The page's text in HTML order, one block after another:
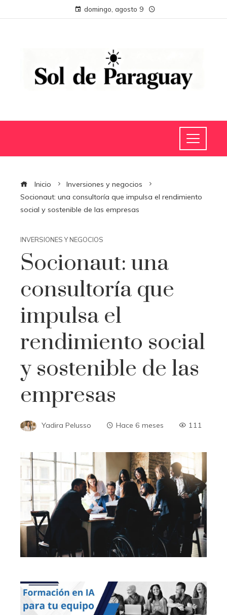
domingo, agosto 9
Inicio
Inversiones y negocios
Socionaut: una consultoría que impulsa el rendimiento
social y sostenible de las empresas
INVERSIONES Y NEGOCIOS
Socionaut: una
consultoría que
impulsa el
rendimiento social
y sostenible de las
empresas
Yadira Pelusso Hace 6 meses 111